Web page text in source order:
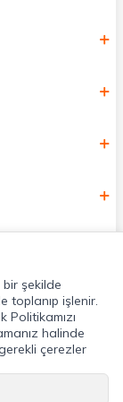
şekilde
toplanıp işlenir.
Politikamızı
halinde
çerezler